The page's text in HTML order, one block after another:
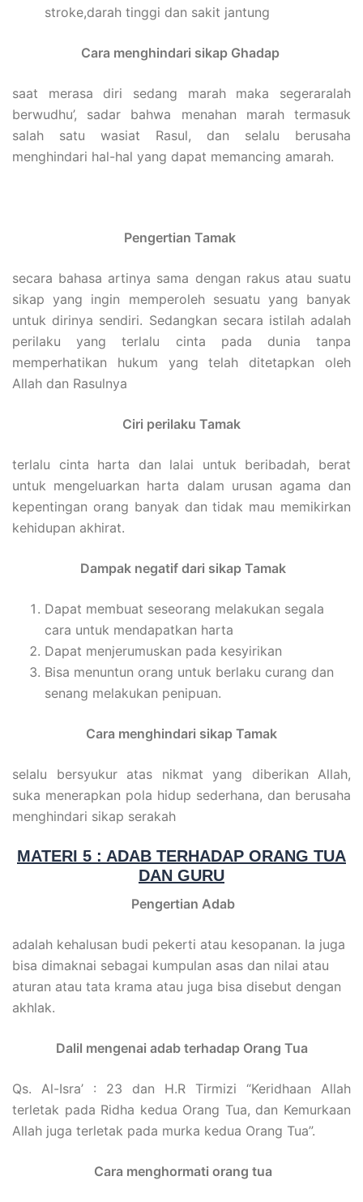
stroke,darah tinggi dan sakit jantung
Cara menghindari sikap Ghadap
saat merasa diri sedang marah maka segeraralah
berwudhu’, sadar bahwa menahan marah termasuk
salah satu wasiat Rasul, dan selalu berusaha
menghindari hal-hal yang dapat memancing amarah.
Pengertian Tamak
secara bahasa artinya sama dengan rakus atau suatu
sikap yang ingin memperoleh sesuatu yang banyak
untuk dirinya sendiri. Sedangkan secara istilah adalah
perilaku yang terlalu cinta pada dunia tanpa
memperhatikan hukum yang telah ditetapkan oleh
Allah dan Rasulnya
Ciri perilaku Tamak
terlalu cinta harta dan lalai untuk beribadah, berat
untuk mengeluarkan harta dalam urusan agama dan
kepentingan orang banyak dan tidak mau memikirkan
kehidupan akhirat.
Dampak negatif dari sikap Tamak
Dapat membuat seseorang melakukan segala
cara untuk mendapatkan harta
Dapat menjerumuskan pada kesyirikan
Bisa menuntun orang untuk berlaku curang dan
senang melakukan penipuan.
Cara menghindari sikap Tamak
selalu bersyukur atas nikmat yang diberikan Allah,
suka menerapkan pola hidup sederhana, dan berusaha
menghindari sikap serakah
MATERI 5 : ADAB TERHADAP ORANG TUA
DAN GURU
Pengertian Adab
adalah kehalusan budi pekerti atau kesopanan. Ia juga
bisa dimaknai sebagai kumpulan asas dan nilai atau
aturan atau tata krama atau juga bisa disebut dengan
akhlak.
Dalil mengenai adab terhadap Orang Tua
Qs. Al-Isra’ : 23 dan H.R Tirmizi “Keridhaan Allah
terletak pada Ridha kedua Orang Tua, dan Kemurkaan
Allah juga terletak pada murka kedua Orang Tua”.
Cara menghormati orang tua